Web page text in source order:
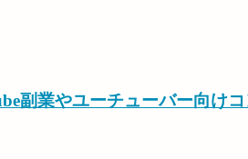
副業やユーチューバー向け